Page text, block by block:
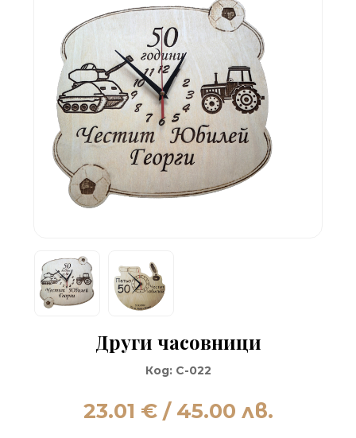
Други часовници
Код: C-022
23.01 € / 45.00 лв.